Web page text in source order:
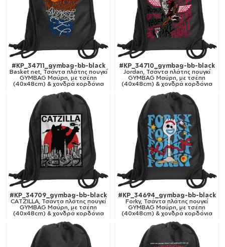
#KP_34711_gymbag-bb-black
Basket net, Τσάντα πλάτης πουγκί
GYMBAG Μαύρη, με τσέπη
(40x48cm) & χονδρά κορδόνια
#KP_34710_gymbag-bb-black
Jordan, Τσάντα πλάτης πουγκί
GYMBAG Μαύρη, με τσέπη
(40x48cm) & χονδρά κορδόνια
#KP_34709_gymbag-bb-black
CATZILLA, Τσάντα πλάτης πουγκί
GYMBAG Μαύρη, με τσέπη
(40x48cm) & χονδρά κορδόνια
#KP_34694_gymbag-bb-black
Forky, Τσάντα πλάτης πουγκί
GYMBAG Μαύρη, με τσέπη
(40x48cm) & χονδρά κορδόνια